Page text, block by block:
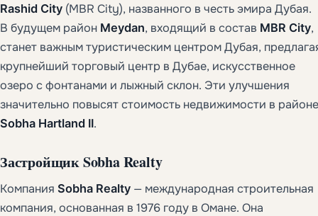
Rashid City (MBR City), названного в честь эмира Дубая.
В будущем район Meydan, входящий в состав MBR City,
станет важным туристическим центром Дубая,
крупнейший торговый центр в Дубае, искусственное
озеро с фонтанами и лыжный склон. Эти улучшения
значительно повысят стоимость недвижимости в районе
Sobha Hartland II.
ЗастройщикSobha Realty
Компания Sobha Realty — международная строительная
компания, основанная в 1976 году в Омане. Она